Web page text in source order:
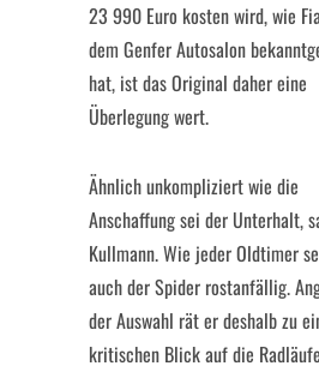
23 990 Euro kosten wird, wie
dem Genfer Autosalon
hat, ist das Original daher eine
Überlegung wert.
Ähnlich unkompliziert wie die
Anschaffung sei der Unterhalt,
Kullmann. Wie jeder Oldtimer
auch der Spider rostanfällig.
der Auswahl rät er deshalb zu
kritischen Blick auf die